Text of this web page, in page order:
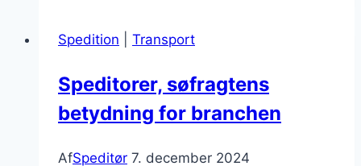
fokus
Spedition Transport
Speditorer, søfragtens
betydning for branchen
AfSpeditør 7. december 2024